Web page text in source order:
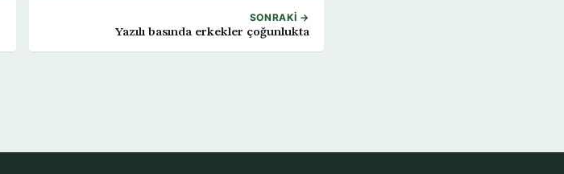
SONRAKI →
Yazılı basında erkekler çoğunlukta